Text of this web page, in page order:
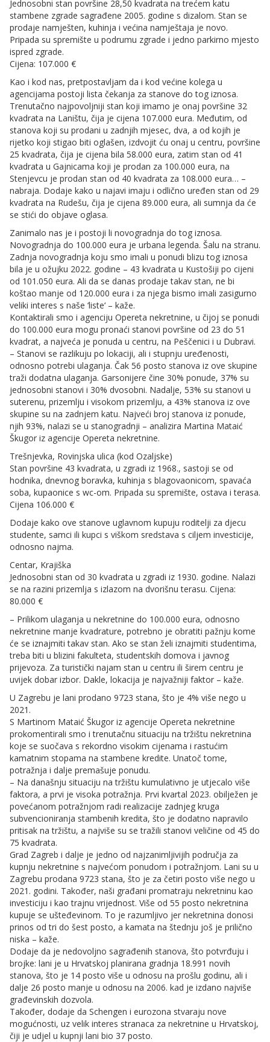
Jednosobni stan površine 28,50 kvadrata na trećem katu
stambene zgrade sagrađene 2005. godine s dizalom. Stan se
prodaje namješten, kuhinja i većina namještaja je novo.
Pripada su spremište u podrumu zgrade i jedno parkirno mjesto
ispred zgrade.
Cijena: 107.000 €
Kao i kod nas, pretpostavljam da i kod većine kolega u
agencijama postoji lista čekanja za stanove do tog iznosa.
Trenutačno najpovoljniji stan koji imamo je onaj površine 32
kvadrata na Laništu, čija je cijena 107.000 eura. Međutim, od
stanova koji su prodani u zadnjih mjesec, dva, a od kojih je
rijetko koji stigao biti oglašen, izdvojit ću onaj u centru, površine
25 kvadrata, čija je cijena bila 58.000 eura, zatim stan od 41
kvadrata u Gajnicama koji je prodan za 100.000 eura, na
Stenjevcu je prodan stan od 40 kvadrata za 108.000 eura… –
nabraja. Dodaje kako u najavi imaju i odlično uređen stan od 29
kvadrata na Rudešu, čija je cijena 89.000 eura, ali sumnja da će
se stići do objave oglasa.
Zanimalo nas je i postoji li novogradnja do tog iznosa.
Novogradnja do 100.000 eura je urbana legenda. Šalu na stranu.
Zadnja novogradnja koju smo imali u ponudi blizu tog iznosa
bila je u ožujku 2022. godine – 43 kvadrata u Kustošiji po cijeni
od 101.050 eura. Ali da se danas prodaje takav stan, ne bi
koštao manje od 120.000 eura i za njega bismo imali zasigurno
veliki interes s naše ‘liste‘ – kaže.
Kontaktirali smo i agenciju Opereta nekretnine, u čijoj se ponudi
do 100.000 eura mogu pronaći stanovi površine od 23 do 51
kvadrat, a najveća je ponuda u centru, na Peščenici i u Dubravi.
– Stanovi se razlikuju po lokaciji, ali i stupnju uređenosti,
odnosno potrebi ulaganja. Čak 56 posto stanova iz ove skupine
traži dodatna ulaganja. Garsonijere čine 30% ponude, 37% su
jednosobni stanovi i 30% dvosobni. Nadalje, 53% su stanovi u
suterenu, prizemlju i visokom prizemlju, a 43% stanova iz ove
skupine su na zadnjem katu. Najveći broj stanova iz ponude,
njih 93%, nalazi se u stanogradnji – analizira Martina Mataić
Škugor iz agencije Opereta nekretnine.
Trešnjevka, Rovinjska ulica (kod Ozaljske)
Stan površine 43 kvadrata, u zgradi iz 1968., sastoji se od
hodnika, dnevnog boravka, kuhinja s blagovaonicom, spavaća
soba, kupaonice s wc-om. Pripada su spremište, ostava i terasa.
Cijena 106.000 €
Dodaje kako ove stanove uglavnom kupuju roditelji za djecu
studente, samci ili kupci s viškom sredstava s ciljem investicije,
odnosno najma.
Centar, Krajiška
Jednosobni stan od 30 kvadrata u zgradi iz 1930. godine. Nalazi
se na razini prizemlja s izlazom na dvorišnu terasu. Cijena:
80.000 €
– Prilikom ulaganja u nekretnine do 100.000 eura, odnosno
nekretnine manje kvadrature, potrebno je obratiti pažnju kome
će se iznajmiti takav stan. Ako se stan želi iznajmiti studentima,
treba biti u blizini fakulteta, studentskih domova i javnog
prijevoza. Za turistički najam stan u centru ili širem centru je
uvijek dobar izbor. Dakle, lokacija je najvažniji faktor – kaže.
U Zagrebu je lani prodano 9723 stana, što je 4% više nego u
2021.
S Martinom Mataić Škugor iz agencije Opereta nekretnine
prokomentirali smo i trenutačnu situaciju na tržištu nekretnina
koje se suočava s rekordno visokim cijenama i rastućim
kamatnim stopama na stambene kredite. Unatoč tome,
potražnja i dalje premašuje ponudu.
– Na današnju situaciju na tržištu kumulativno je utjecalo više
faktora, a prvi je visoka potražnja. Prvi kvartal 2023. obilježen je
povećanom potražnjom radi realizacije zadnjeg kruga
subvencioniranja stambenih kredita, što je dodatno napravilo
pritisak na tržištu, a najviše su se tražili stanovi veličine od 45 do
75 kvadrata.
Grad Zagreb i dalje je jedno od najzanimljivijih područja za
kupnju nekretnine s najvećom ponudom i potražnjom. Lani su u
Zagrebu prodana 9723 stana, što je za četiri posto više nego u
2021. godini. Također, naši građani promatraju nekretninu kao
investiciju i kao trajnu vrijednost. Više od 55 posto nekretnina
kupuje se ušteđevinom. To je razumljivo jer nekretnina donosi
prinos od tri do šest posto, a kamata na štednju još je prilično
niska – kaže.
Dodaje da je nedovoljno sagrađenih stanova, što potvrđuju i
brojke: lani je u Hrvatskoj planirana gradnja 18.991 novih
stanova, što je 14 posto više u odnosu na prošlu godinu, ali i
dalje 26 posto manje u odnosu na 2006. kad je izdano najviše
građevinskih dozvola.
Također, dodaje da Schengen i eurozona stvaraju nove
mogućnosti, uz velik interes stranaca za nekretnine u Hrvatskoj,
čiji je udjel u kupnji lani bio 37 posto.